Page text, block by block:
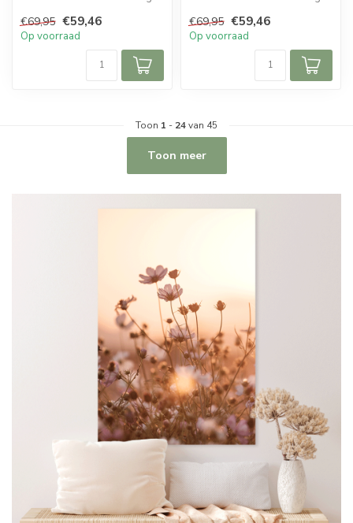
€69,95 €59,46
Op voorraad
€69,95 €59,46
Op voorraad
Toon 1 - 24van 45
Toon meer